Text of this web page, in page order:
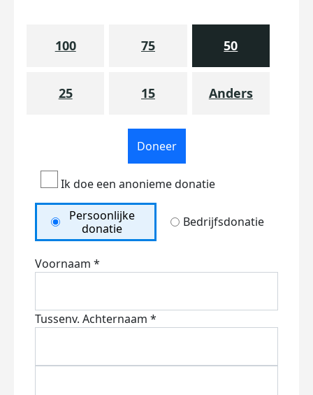
100 75 50
25 15 Anders
Doneer
Ik doe een anonieme donatie
Persoonlijke
donatie
Bedrijfsdonatie
Voornaam *
Tussenv. Achternaam *